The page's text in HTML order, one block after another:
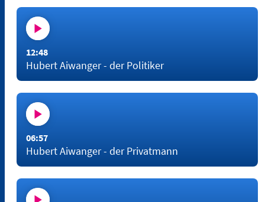
12:48
Hubert Aiwanger - der Politiker
06:57
Hubert Aiwanger - der Privatmann